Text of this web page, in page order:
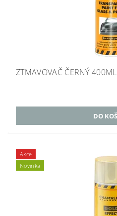
ZTMAVOVAČ ČERNÝ 400ML
Akce
Novinka